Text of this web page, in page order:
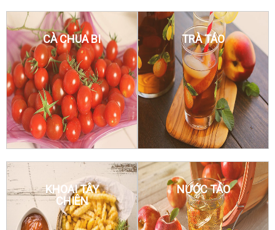
CÀ CHUA BI TRÀ TÁO
KHOAI TÂY
CHIÊN
NƯỚC TÁO